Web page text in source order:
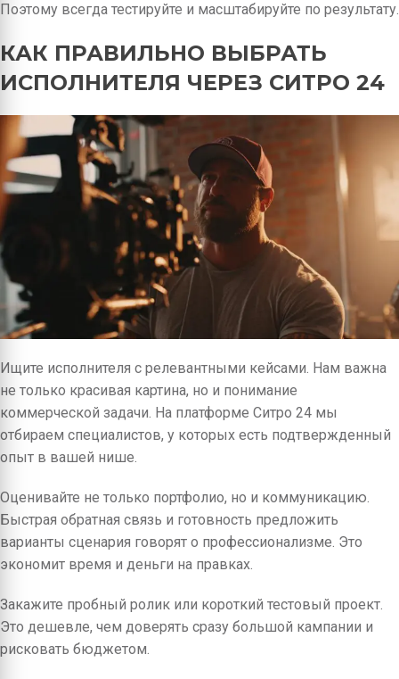
Поэтому всегда тестируйте и масштабируйте по результату.
КАК ПРАВИЛЬНО ВЫБРАТЬ
ИСПОЛНИТЕЛЯ ЧЕРЕЗ СИТРО 24
Ищите исполнителя с релевантными кейсами. Нам важна
не только красивая картина, но и понимание
коммерческой задачи. На платформе Ситро 24 мы
отбираем специалистов, у которых есть подтвержденный
опыт в вашей нише.
Оценивайте не только портфолио, но и коммуникацию.
Быстрая обратная связь и готовность предложить
варианты сценария говорят о профессионализме. Это
экономит время и деньги на правках.
Закажите пробный ролик или короткий тестовый проект.
Это дешевле, чем доверять сразу большой кампании и
рисковать бюджетом.